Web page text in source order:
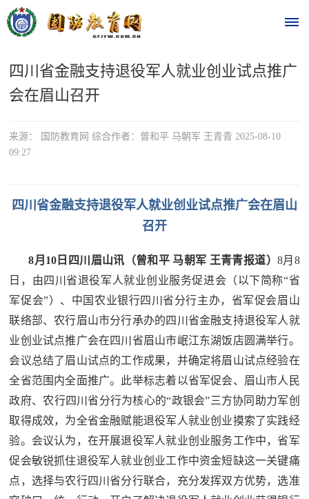
首
时
政
要
闻
点
踪
热
点
追
踪
国
防
法
规
国
国
四川省金融支持退役军人就业创业试点推广
会在眉山召开
来源： 国防教育网 综合作者：曾和平 马朝军 王青青 2025-08-10
09:27
四川省金融支持退役军人就业创业试点推广会在眉山
召开
8月10日四川眉山讯（曾和平 马朝军 王青青报道） 8月8
日，由四川省退役军人就业创业服务促进会（以下简称“省
军促会”）、 中国农业银行四川省分行主办，省军促会眉山
联络部、农行眉山市分行承办的四川省金融支持退役军人就
业创业试点推广会在四川省眉山市岷江东湖饭店圆满举行。
会议总结了眉山试点的工作成果，并确定将眉山试点经验在
全省范围内全面推广。此举标志着以省军促会、眉山市人民
政府、农行四川省分行为核心的“政银会”三方协同助力军创
取得成效，为全省金融赋能退役军人就业创业摸索了实践经
验。会议认为，在开展退役军人就业创业服务工作中，省军
促会敏锐抓住退役军人就业创业工作中资金短缺这一关键痛
点，选择与农行四川省分行联合，充分发挥双方优势，选准